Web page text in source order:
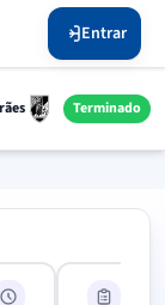
Entrar
Terminado